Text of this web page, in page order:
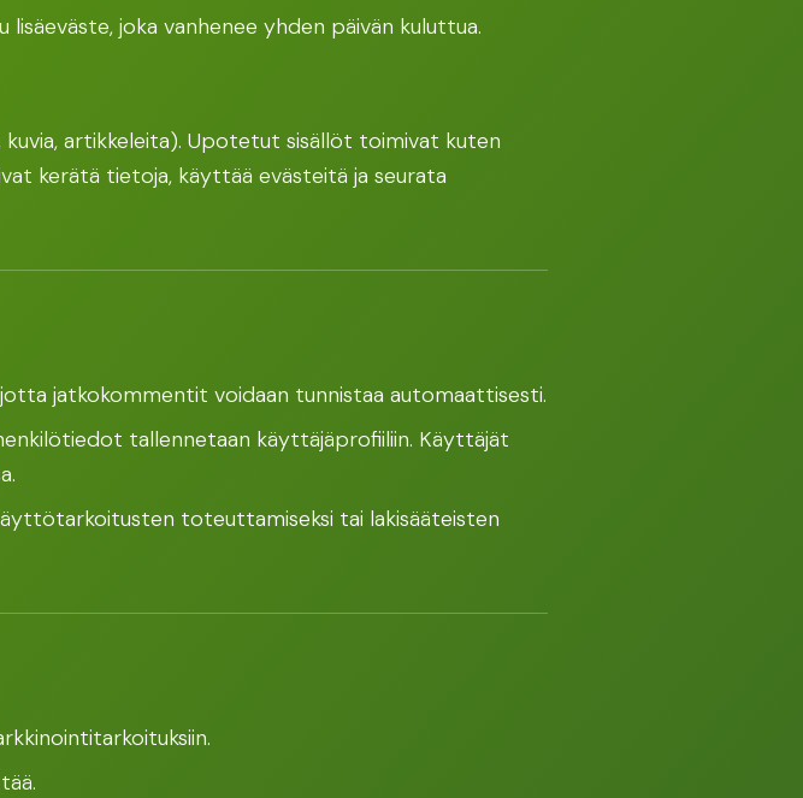
joka vanhenee yhden päivän kuluttua.
artikkeleita). Upotetut sisällöt toimivat kuten
kerätä tietoja, käyttää evästeitä ja seurata
jatkokommentit voidaan tunnistaa automaattisesti.
tallennetaan käyttäjäprofiiliin. Käyttäjät
toteuttamiseksi tai lakisääteisten